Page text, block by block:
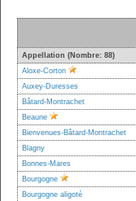
Appellation (Nombre: 88)
Aloxe-Corton
Auxey-Duresses
Bâtard-Montrachet
Beaune
Bienvenues-Bâtard-Montrachet
Blagny
Bonnes-Mares
Bourgogne
Bourgogne aligoté